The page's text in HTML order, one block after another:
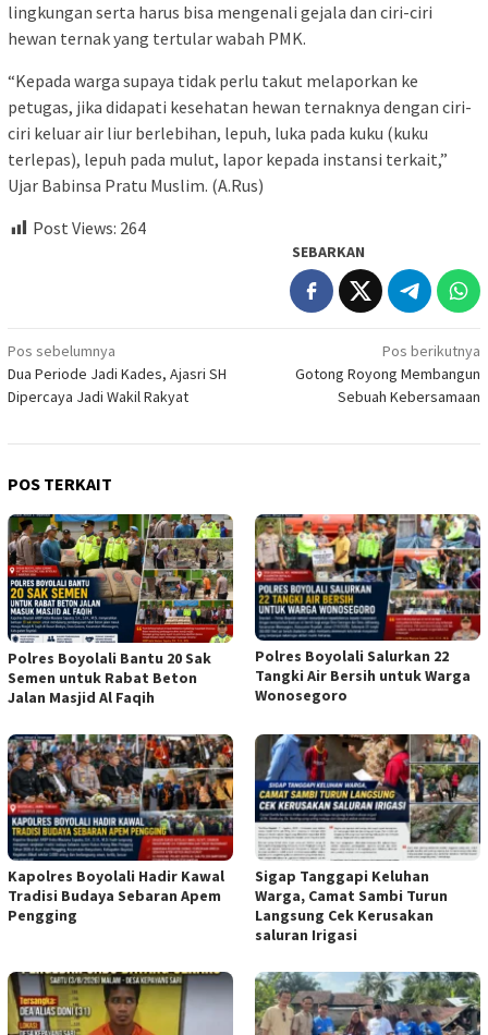
lingkungan serta harus bisa mengenali gejala dan ciri-ciri
hewan ternak yang tertular wabah PMK.
“Kepada warga supaya tidak perlu takut melaporkan ke
petugas, jika didapati kesehatan hewan ternaknya dengan ciri-
ciri keluar air liur berlebihan, lepuh, luka pada kuku (kuku
terlepas), lepuh pada mulut, lapor kepada instansi terkait,”
Ujar Babinsa Pratu Muslim. (A.Rus)
Post Views: 264
SEBARKAN
Navigasi
pos
Pos sebelumnya
Dua Periode Jadi Kades, Ajasri SH
Dipercaya Jadi Wakil Rakyat
Pos berikutnya
Gotong Royong Membangun
Sebuah Kebersamaan
POS TERKAIT
Polres Boyolali Bantu 20 Sak
Semen untuk Rabat Beton
Jalan Masjid Al Faqih
Polres Boyolali Salurkan 22
Tangki Air Bersih untuk Warga
Wonosegoro
Kapolres Boyolali Hadir Kawal
Tradisi Budaya Sebaran Apem
Pengging
Sigap Tanggapi Keluhan
Warga, Camat Sambi Turun
Langsung Cek Kerusakan
saluran Irigasi